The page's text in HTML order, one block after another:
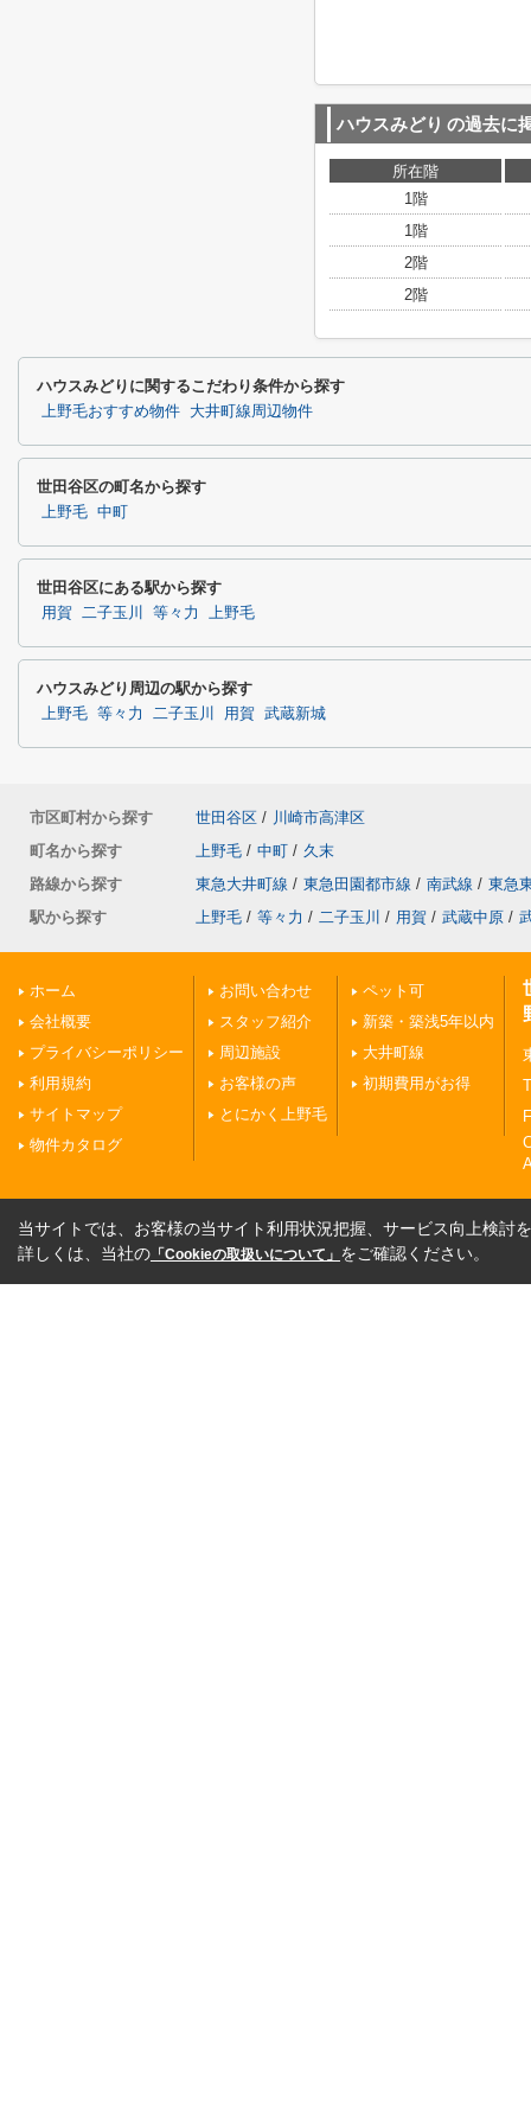
ハウスみどり の過去に
所在階
1階
1階
2階
2階
ハウスみどりに関するこだわり条件から探す
上野毛おすすめ物件 大井町線周辺物件
世田谷区の町名から探す
上野毛 中町
世田谷区にある駅から探す
用賀 二子玉川 等々力 上野毛
ハウスみどり周辺の駅から探す
上野毛 等々力 二子玉川 用賀 武蔵新城
市区町村から探す 世田谷区 / 川崎市高津区
町名から探す
上野毛 / 中町 / 久末
路線から探す
東急大井町線 / 東急田園都市線 / 南武線 / 東急
駅から探す
上野毛 / 等々力 / 二子玉川 / 用賀 / 武蔵中原 /
ホーム
会社概要
プライバシーポリシー
利用規約
サイトマップ
物件カタログ
お問い合わせ
スタッフ紹介
周辺施設
お客様の声
とにかく上野毛
ペット可
新築・築浅5年以内
大井町線
初期費用がお得
当サイトでは、お客様の当サイト利用状況把握、サービス向上検討
詳しくは、当社の 「Cookieの取扱いについて」 をご確認ください。